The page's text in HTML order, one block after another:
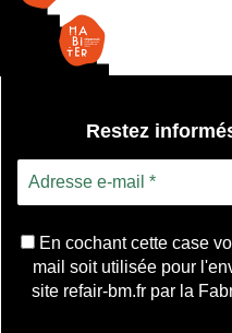
Restez
En cochant cette case
mail soit utilisée pour
site refair-bm.fr par la